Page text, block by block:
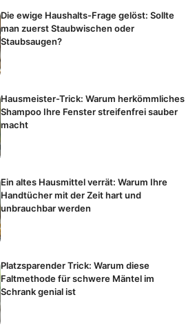
Die ewige Haushalts-Frage gelöst: Sollte
man zuerst Staubwischen oder
Staubsaugen?
Hausmeister-Trick: Warum herkömmliches
Shampoo Ihre Fenster streifenfrei sauber
macht
Ein altes Hausmittel verrät: Warum Ihre
Handtücher mit der Zeit hart und
unbrauchbar werden
Platzsparender Trick: Warum diese
Faltmethode für schwere Mäntel im
Schrank genial ist